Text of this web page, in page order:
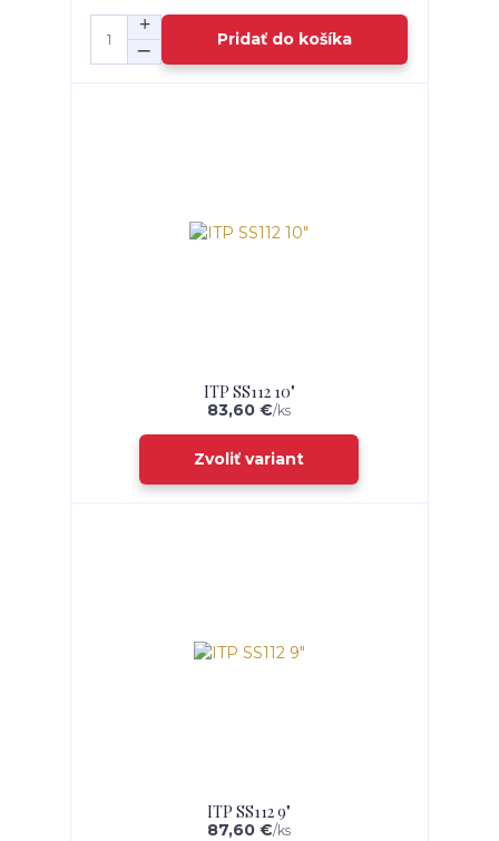
Pridať do košíka
ITP SS112 10"
83,60 €/ks
Zvoliť variant
ITP SS112 9"
87,60 €/ks